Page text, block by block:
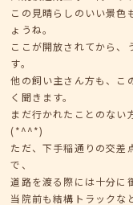
この見晴らしのいい景色
ょうね。
ここが開放されてから、
す。
他の飼い主さん方も、こ
く聞きます。
まだ行かれたことのない
(*^^*)
ただ、下手稲通りの交差
で、
道路を渡る際には十分に
当院前も結構トラックな